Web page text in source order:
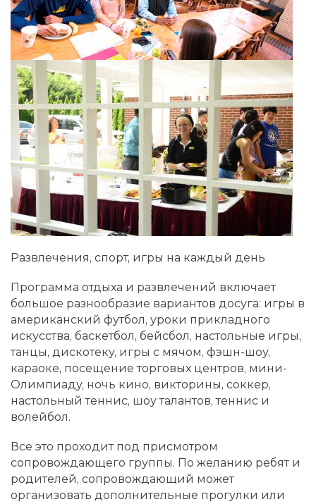
Развлечения, спорт, игры на каждый день
Программа отдыха и развлечений включает
большое разнообразие вариантов досуга: игры в
американский футбол, уроки прикладного
искусства, баскетбол, бейсбол, настольные игры,
танцы, дискотеку, игры с мячом, фэшн-шоу,
караоке, посещение торговых центров, мини-
Олимпиаду, ночь кино, викторины, соккер,
настольный теннис, шоу талантов, теннис и
волейбол.
Все это проходит под присмотром
сопровождающего группы. По желанию ребят и
родителей, сопровождающий может
организовать дополнительные прогулки или